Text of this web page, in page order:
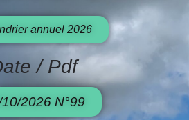
annuel 2026
/ Pdf
2026 N°99